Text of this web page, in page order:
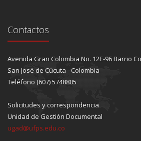
Contactos
Avenida Gran Colombia No. 12E-96 Barrio
San José de Cúcuta - Colombia
Teléfono (607) 5748805
Solicitudes y correspondencia
Unidad de Gestión Documental
ugad@ufps.edu.co